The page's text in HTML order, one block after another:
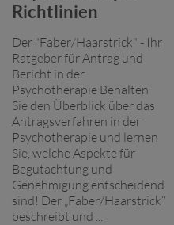
Richtlinien
Der "Faber/Haarstrick" - Ihr
Ratgeber für Antrag und
Bericht in der
Psychotherapie Behalten
Sie den Überblick über das
Antragsverfahren in der
Psychotherapie und lernen
Sie, welche Aspekte für
Begutachtung und
Genehmigung entscheidend
sind! Der „Faber/Haarstrick“
beschreibt und ...